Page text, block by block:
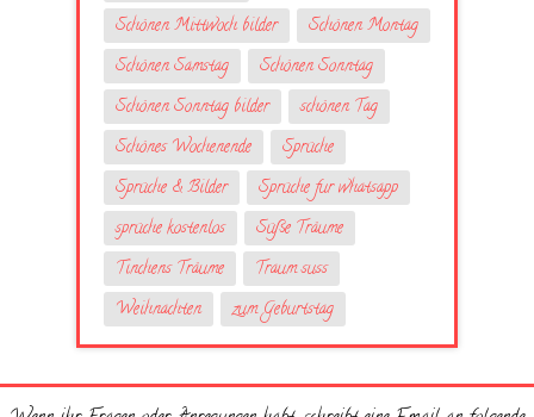
Schönen Mittwoch bilder
Schönen Montag
Schönen Samstag
Schönen Sonntag
Schönen Sonntag bilder
schönen Tag
Schönes Wochenende
Sprüche
Sprüche & Bilder
Sprüche fur whatsapp
sprüche kostenlos
Süße Träume
Tinchens Träume
Traum suss
Weihnachten
zum Geburtstag